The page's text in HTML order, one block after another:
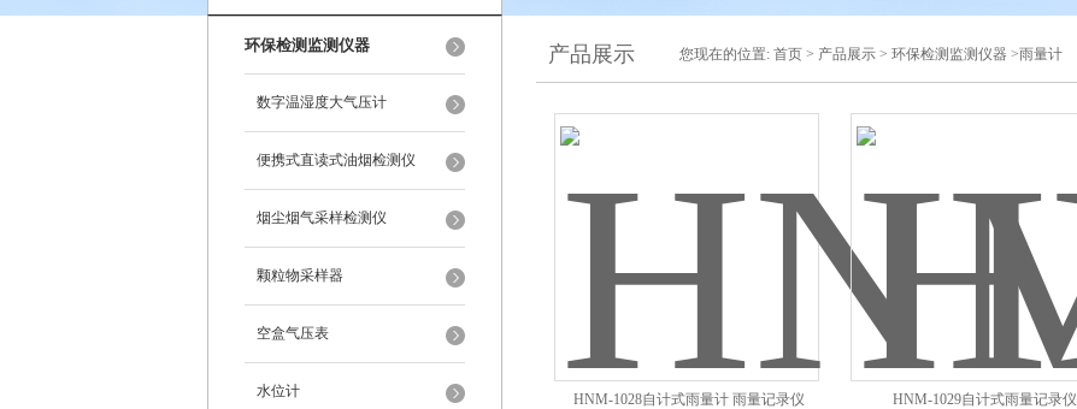
环保检测监测仪器
数字温湿度大气压计
便携式直读式油烟检测仪
烟尘烟气采样检测仪
颗粒物采样器
空盒气压表
水位计
产品展示 您现在的位置: 首页 > 产品展示 > 环保检测监测仪器 >雨量计
HNM-1028自计式雨量计 雨量记录仪 HNM-1029自计式雨量记录仪